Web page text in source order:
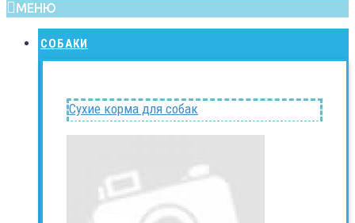
МЕНЮ
СОБАКИ
Сухие корма для собак